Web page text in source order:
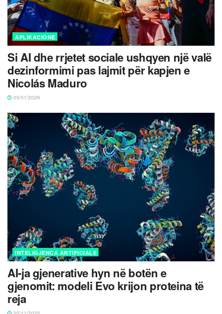
APLIKACIONE
Si AI dhe rrjetet sociale ushqyen një valë
dezinformimi pas lajmit për kapjen e
Nicolás Maduro
05/01/2026
INTELIGJENCA ARTIFICIALE
AI-ja gjenerative hyn në botën e
gjenomit: modeli Evo krijon proteina të
reja